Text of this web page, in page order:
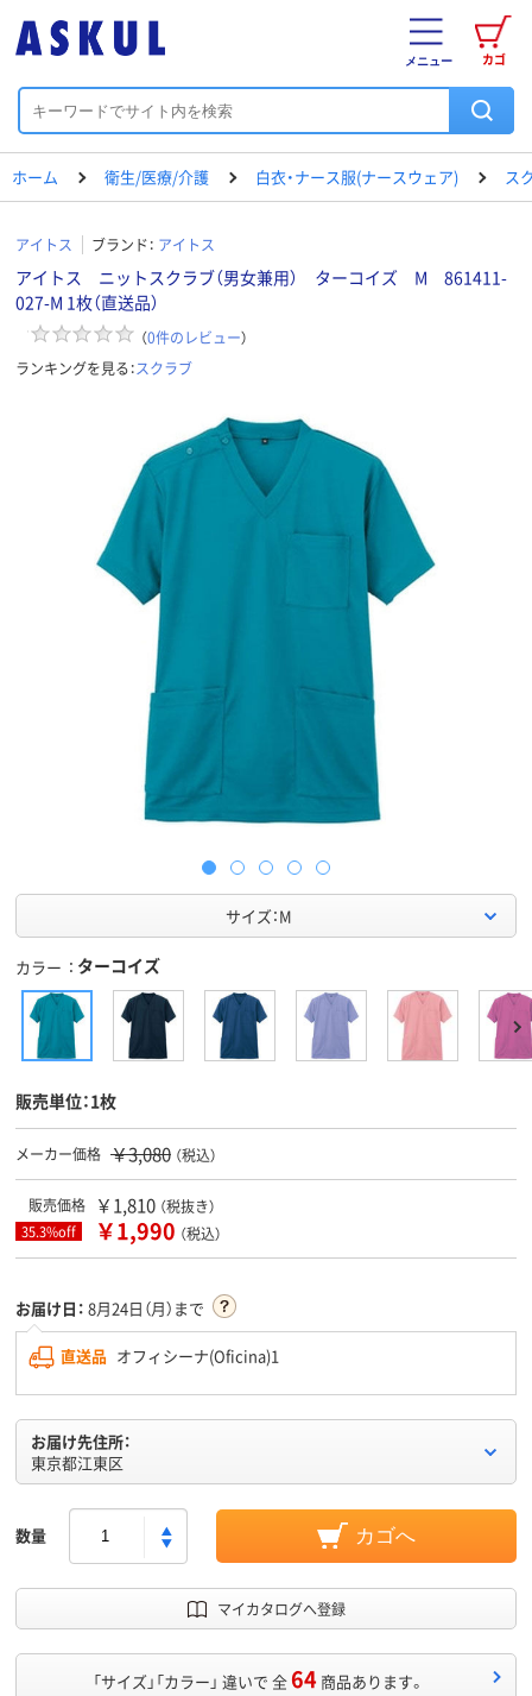
カゴ
メニュー
ホーム 衛生/医療/介護 白衣・ナース服(ナースウェア) ス
アイトス ブランド： アイトス
アイトス ニットスクラブ（男女兼用） ターコイズ M 861411-
027-M 1枚（直送品）
（0件のレビュー）
ランキングを見る：スクラブ
サイズ：M
カラー ターコイズ
販売単位：1枚
メーカー価格 ￥3,080 （税込）
販売価格 ￥1,810 （税抜き）
35.3%off ￥1,990 （税込）
お届け日： 8月24日（月）まで
直送品 オフィシーナ(Oficina)1
お届け先住所：
東京都江東区
数量 カゴへ
マイカタログへ登録
「サイズ」「カラー」 違いで 全64 商品あります。